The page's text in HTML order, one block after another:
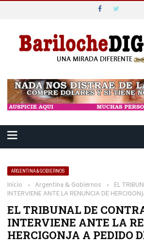
ARGENTINA & GOBIERNOS
Inicio › Argentina & Gobiernos › EL
INTERVIENE ANTE LA RENUNCIA DE
EL TRIBUNAL DE
INTERVIENE ANTE LA
HERCIGONJA A PEDIDO